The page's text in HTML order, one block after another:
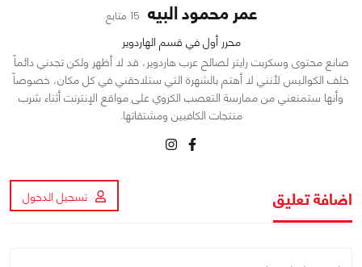
عمر محمود البيه 15 متابع
محرر أول في قسم الهاردوير
صانع محتوى وسكربت رايتر لصالح عرب هاردوير، قد لا أظهر ولكن تجدني دائماً
خلف الكواليس لأنني لا أهتم بالشهرة التي ستلاحقني في كل مكان، خصوصاً
وأنها ستمنعني من ممارسة التعصب الكروي على مواقع الإنترنت أثناء شرب
منتجات الكافيين ومشتقاتها.
اضافة تعليق تسجيل الدخول